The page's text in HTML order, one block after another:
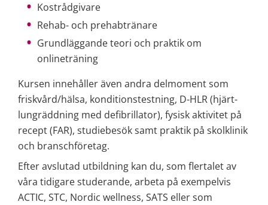
Kostrådgivare
Rehab- och prehabtränare
Grundläggande teori och praktik om
onlineträning
Kursen innehåller även andra delmoment som
friskvård/hälsa, konditionstestning, D-HLR (hjärt-
lungräddning med defibrillator), fysisk aktivitet på
recept (FAR), studiebesök samt praktik på skolklinik
och branschföretag.
Efter avslutad utbildning kan du, som flertalet av
våra tidigare studerande, arbeta på exempelvis
ACTIC, STC, Nordic wellness, SATS eller som